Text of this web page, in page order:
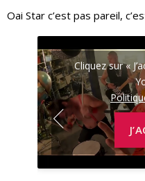
Oai Star c’est pas pareil,
Cliquez sur «